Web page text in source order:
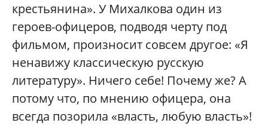
крестьянина». У Михалкова один из
героев-офицеров, подводя черту под
фильмом, произносит совсем другое: «Я
ненавижу классическую русскую
литературу». Ничего себе! Почему же? А
потому что, по мнению офицера, она
всегда позорила «власть, любую власть»!